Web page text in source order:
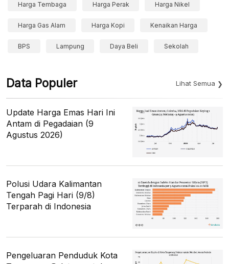
Harga Tembaga Harga Perak Harga Nikel
Harga Gas Alam Harga Kopi Kenaikan Harga
BPS Lampung Daya Beli Sekolah
Data Populer Lihat Semua
Update Harga Emas Hari Ini
Antam di Pegadaian (9
Agustus 2026)
Polusi Udara Kalimantan
Tengah Pagi Hari (9/8)
Terparah di Indonesia
Pengeluaran Penduduk Kota